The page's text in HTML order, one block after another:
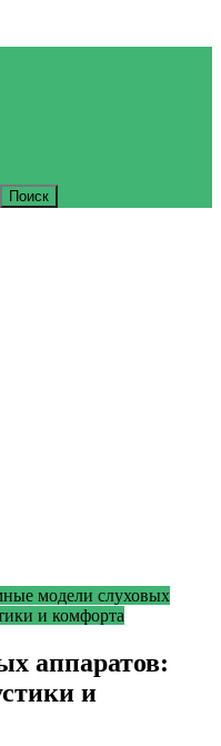
модели слуховых
и комфорта
аппаратов:
и